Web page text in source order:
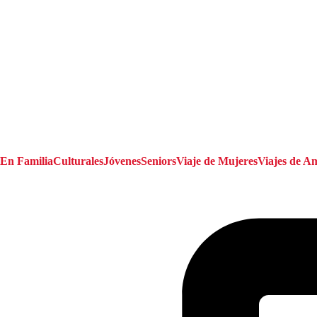
En FamiliaCulturalesJóvenesSeniorsViaje de MujeresViajes de